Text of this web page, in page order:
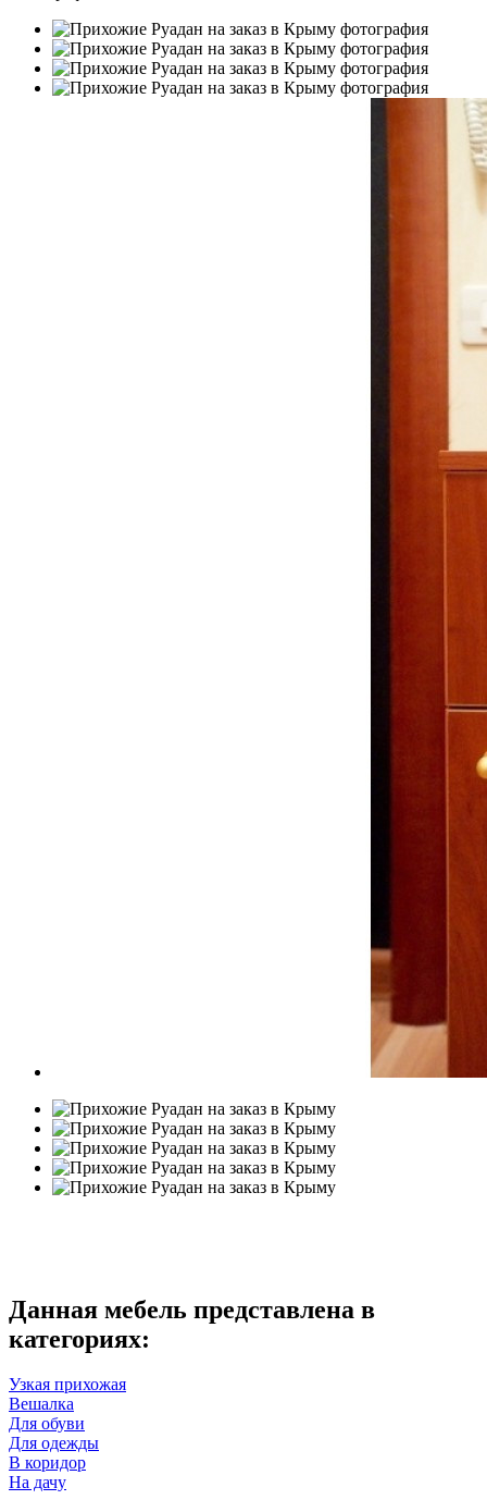
Данная мебель представлена в
категориях:
Узкая прихожая
Вешалка
Для обуви
Для одежды
В коридор
На дачу